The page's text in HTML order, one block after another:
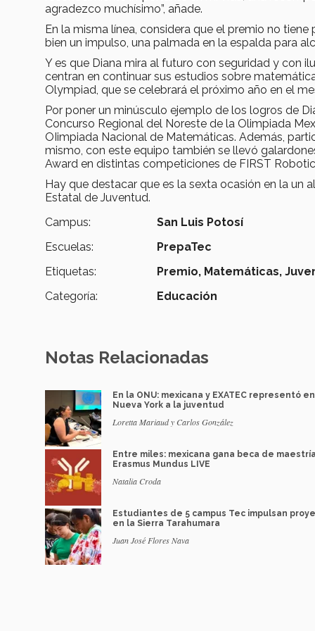
agradezco muchísimo”, añade.
En la misma línea, considera que el premio no
bien un impulso, una palmada en la espalda para
Y es que Diana mira al futuro con seguridad y con
centran en continuar sus estudios sobre
Olympiad, que se celebrará el próximo año en el
Por poner un minúsculo ejemplo de los logros de
Concurso Regional del Noreste de la Olimpiada
OIimpiada Nacional de Matemáticas. Además,
mismo, con este equipo también se llevó
Award en distintas competiciones de FIRST
Hay que destacar que es la sexta ocasión en la un
Estatal de Juventud.
Campus:
San Luis Potosí
Escuelas:
PrepaTec
Etiquetas:
Premio, Matemáticas,
Categoría:
Educación
Notas Relacionadas
En la ONU: mexicana y EXATEC representó en
Nueva York a la juventud
Loretta Mariaud y Carlos González
Entre miles: mexicana gana beca de maestría
Erasmus Mundus LIVE
Natalia Croda
Estudiantes de 5 campus Tec impulsan
en la Sierra Tarahumara
Juan José Flores Nava